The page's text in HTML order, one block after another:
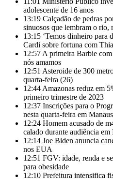
adolescente de 16 anos
13:19 Calçadão de pedras
sinuosos que lembram o rio,
13:15 ‘Temos dinheiro para
Cardi sobre fortuna com
12:57 A primeira Barbie
nós amamos
12:51 Asteroide de 300
quarta-feira (26)
12:44 Amazonas reduz em
primeiro trimestre de 2023
12:37 Inscrições para o
nesta quarta-feira em Manaus
12:24 Homem acusado de
calado durante audiência em
12:14 Joe Biden anuncia
nos EUA
12:51 FGV: idade, renda e
para obesidade
12:10 Prefeitura intensifica